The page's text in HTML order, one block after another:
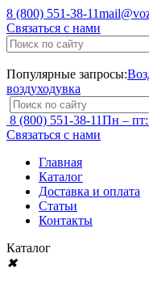
8 (800) 551-38-11
Связаться с нами
Популярные запросы:
воздуходувка
8 (800) 551-38-11Пн – пт:
Связаться с нами
Главная
Каталог
Доставка и оплата
Статьи
Контакты
Каталог
✖